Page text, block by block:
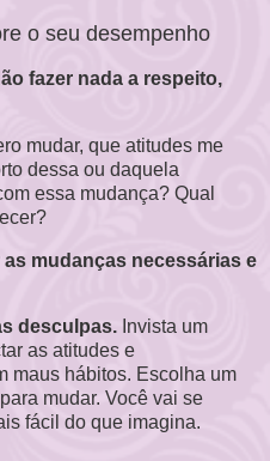
o seu desempenho
fazer nada a respeito,
mudar, que atitudes me
dessa ou daquela
essa mudança? Qual
mudanças necessárias e
desculpas. Invista um
as atitudes e
maus hábitos. Escolha um
mudar. Você vai se
fácil do que imagina.